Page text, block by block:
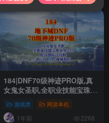
184|DNF70级神迹PRO版,真
女鬼女圣职,全职业技能宝珠异
视频教程
游戏类 网游单机
1年前 2268